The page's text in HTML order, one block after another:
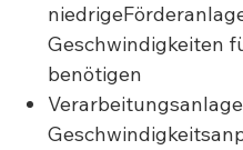
Geschwindigkeiten
benötigen